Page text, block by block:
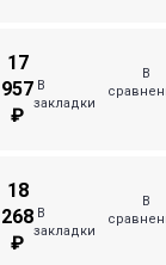
17
957
₽
В
закладки
В
18
268
₽
В
закладки
В